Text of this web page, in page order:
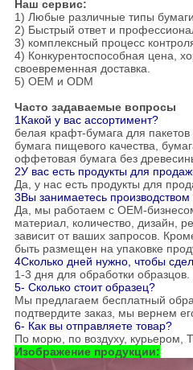
Наш сервис:
1) Любые различные типы
2) Быстрый ответ и
3) комплексный процесс
4) Конкурентоспособная цена,
своевременная доставка.
5) OEM и ODM
Часто задаваемые вопросы
1Какой у вас ассортимент?
белая крафт-бумага для
бумага пищевого качества,
оффетовая бумага без
2У вас есть продукты для
Да, у нас есть продукты для
3Вы занимаетесь
Да, мы работаем с OEM-
материал, количество, дизайн,
зависит от ваших запросов.
быть размещен на упаковке
4Сколько дней нужно, чтобы
1-3 дня для обработки образцов.
5- Сколько стоит образец?
Мы предлагаем бесплатный
подтвердите заказ, мы вернем
6- Как вы отправляете товар?
По морю, по воздуху, курьером,
Изображение продукции: